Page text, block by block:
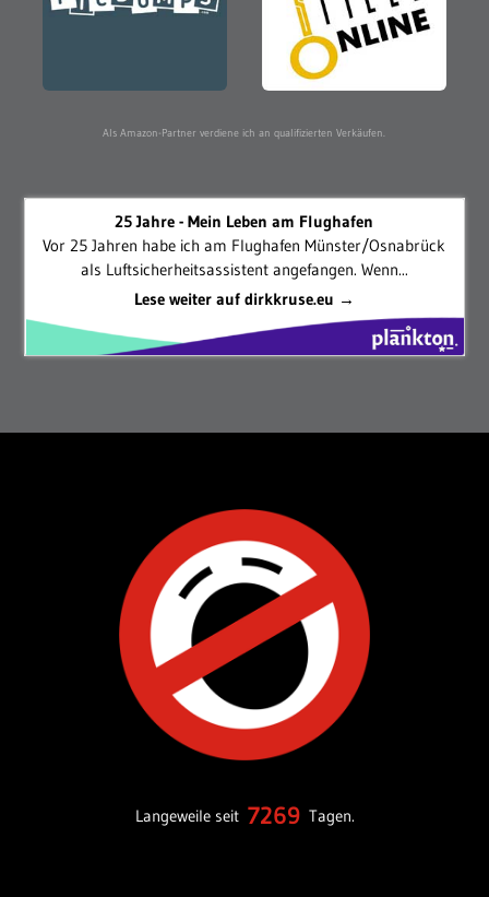
Als Amazon-Partner verdiene ich an qualifizierten Verkäufen.
25 Jahre - Mein Leben am Flughafen
Vor 25 Jahren habe ich am Flughafen Münster/Osnabrück
als Luftsicherheitsassistent angefangen. Wenn...
Lese weiter auf dirkkruse.eu →
Langeweile seit 7269 Tagen.